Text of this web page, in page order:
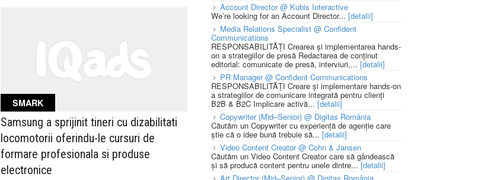
SMARK
Samsung a sprijinit tineri cu dizabilitati
locomotorii oferindu-le cursuri de
formare profesionala si produse
electronice
Account Director @ Kubis Interactive
We’re looking for an Account Director... [detalii]
Media Relations Specialist @ Confident
Communications
RESPONSABILITĂȚI Crearea și implementarea hands-
on a strategiilor de presă Redactarea de conținut
editorial: comunicate de presă, interviuri,... [detalii]
PR Manager @ Confident Communications
RESPONSABILITĂȚI Creare și implementare hands-on
a strategiilor de comunicare integrată pentru clienți
B2B & B2C Implicare activă... [detalii]
Copywriter (Mid–Senior) @ Digitas România
Căutăm un Copywriter cu experiență de agenție care
știe că o idee bună trebuie să... [detalii]
Video Content Creator @ Cohn & Jansen
Căutăm un Video Content Creator care să gândească
și să producă content pentru unele dintre... [detalii]